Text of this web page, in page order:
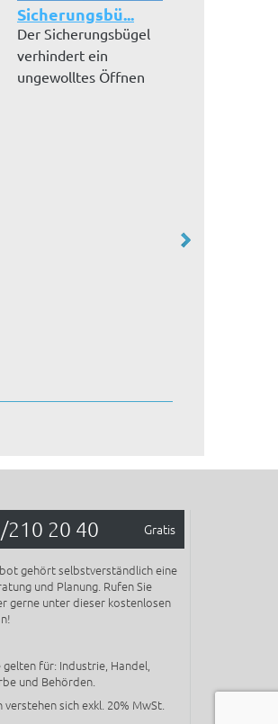
Sicherungsbü...
Der Sicherungsbügel
verhindert ein
ungewolltes Öffnen
210 20 40 Gratis
gehört selbstverständlich eine
und Planung. Rufen Sie
gerne unter dieser kostenlosen
für: Industrie, Handel,
und Behörden.
sich exkl. 20% MwSt.